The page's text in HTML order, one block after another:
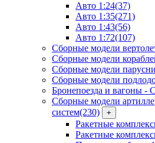
Авто 1:24(37)
Авто 1:35(271)
Авто 1:43(56)
Авто 1:72(107)
Сборные модели
Сборные модели
Сборные модели
Сборные модели
Бронепоезда и вагоны -
Сборные модели
систем(230) +
Ракетные
Ракетные